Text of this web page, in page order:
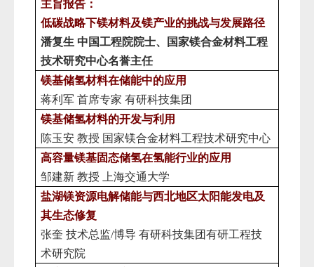
主旨报告：
低碳战略下镁材料及镁产业的挑战与发展路径
潘复生 中国工程院院士、国家镁合金材料工程
技术研究中心名誉主任
镁基储氢材料在储能中的应用
蒋利军 首席专家 有研科技集团
镁基储氢材料的开发与利用
陈玉安 教授 国家镁合金材料工程技术研究中心
高容量镁基固态储氢在氢能行业的应用
邹建新 教授
上海交通大学
盐湖镁资源电解储能与西北地区太阳能发电及
其生态修复
张奎 技术总监/博导 有研科技集团有研工程技
术研究院